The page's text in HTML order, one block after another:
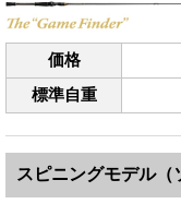
価格
標準自重
スピニングモデル（